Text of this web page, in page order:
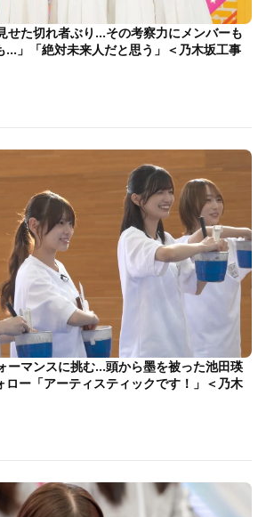
せた切れ者ぶり…その考察力にメンバーも
…」「絶対未来人だと思う」＜乃木坂工事
ーマンスに挑む…頭から墨を被った池田瑛
ロー「アーティスティックです！」＜乃木